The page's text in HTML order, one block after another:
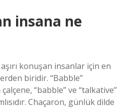
insana ne
konuşan insanlar için en
biridir. “Babble”
“babble” ve “talkative”
Chaçaron, günlük dilde